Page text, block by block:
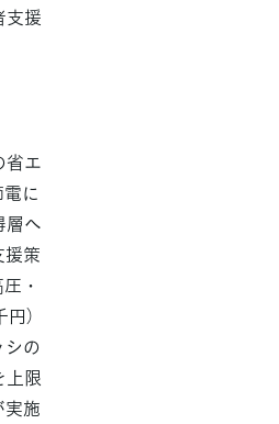
支援
省エ
に
層へ
策
・
）
の
上限
施